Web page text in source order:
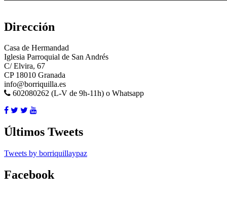
Dirección
Casa de Hermandad
Iglesia Parroquial de San Andrés
C/ Elvira, 67
CP 18010 Granada
info@borriquilla.es
602080262 (L-V de 9h-11h) o Whatsapp
Últimos Tweets
Tweets by borriquillaypaz
Facebook